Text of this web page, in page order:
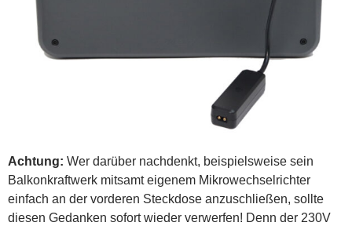
Achtung: Wer darüber nachdenkt, beispielsweise sein
Balkonkraftwerk mitsamt eigenem Mikrowechselrichter
einfach an der vorderen Steckdose anzuschließen, sollte
diesen Gedanken sofort wieder verwerfen! Denn der 230V